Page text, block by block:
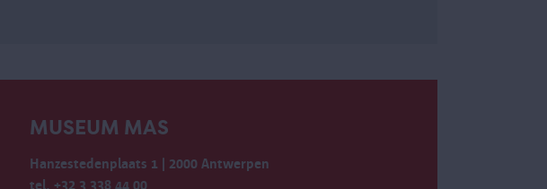
MUSEUM MAS
Hanzestedenplaats 1 | 2000 Antwerpen
tel. +32 3 338 44 00